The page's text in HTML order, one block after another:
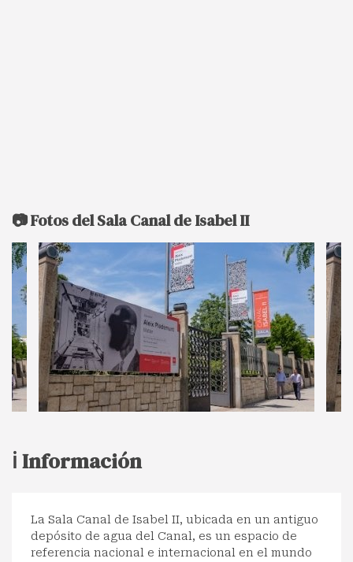
📷 Fotos del Sala Canal de Isabel II
ℹ️ Información
La Sala Canal de Isabel II, ubicada en un antiguo
depósito de agua del Canal, es un espacio de
referencia nacional e internacional en el mundo